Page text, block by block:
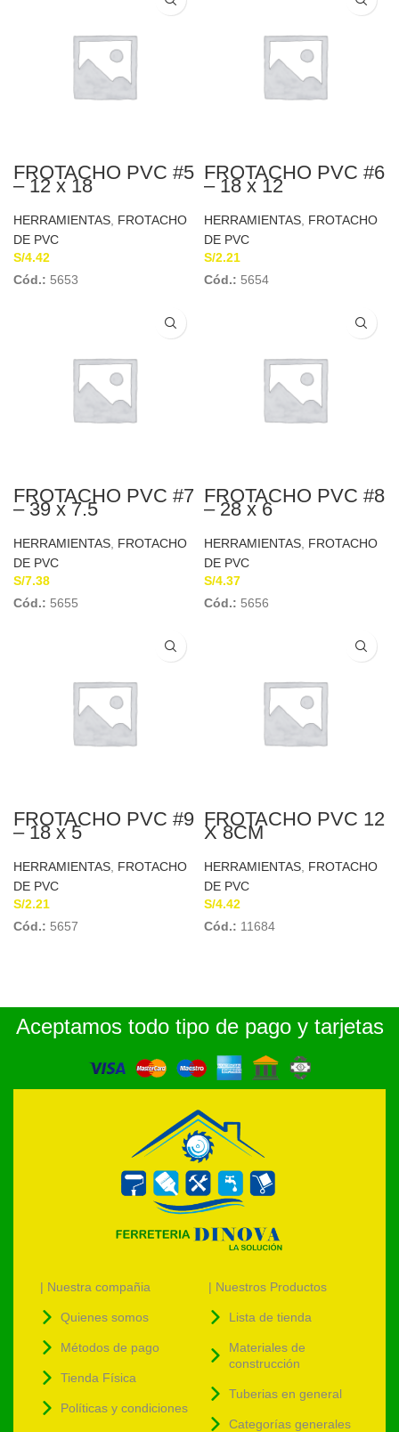
FROTACHO PVC #5
– 12 x 18
HERRAMIENTAS FROTACHO
DE PVC
S/4.42
Cód.: 5653
FROTACHO PVC #6
– 18 x 12
HERRAMIENTAS FROTACHO
DE PVC
S/2.21
Cód.: 5654
FROTACHO PVC #7
– 39 x 7.5
HERRAMIENTAS FROTACHO
DE PVC
S/7.38
Cód.: 5655
FROTACHO PVC #8
– 28 x 6
HERRAMIENTAS FROTACHO
DE PVC
S/4.37
Cód.: 5656
FROTACHO PVC #9
– 18 x 5
HERRAMIENTAS FROTACHO
DE PVC
S/2.21
Cód.: 5657
FROTACHO PVC 12
X 8CM
HERRAMIENTAS FROTACHO
DE PVC
S/4.42
Cód.: 11684
Aceptamos todo tipo de pago y tarjetas
| Nuestra compañia
Quienes somos
Métodos de pago
Tienda Física
Políticas y condiciones
| Nuestros Productos
Lista de tienda
Materiales de
construcción
Tuberias en general
Categorías generales